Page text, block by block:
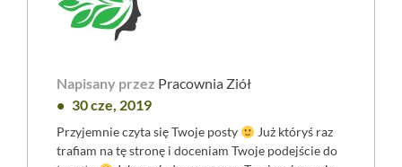
Napisany przez Pracownia Ziół
30 cze, 2019
Przyjemnie czyta się Twoje posty
Już któryś raz
trafiam na tę stronę i doceniam Twoje podejście do